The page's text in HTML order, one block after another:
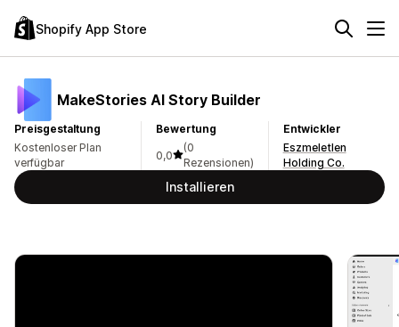
Shopify App Store
MakeStories AI Story Builder
Preisgestaltung
Kostenloser Plan
verfügbar
Bewertung
0,0
(0
Rezensionen)
Entwickler
Eszmeletlen
Holding Co.
Installieren